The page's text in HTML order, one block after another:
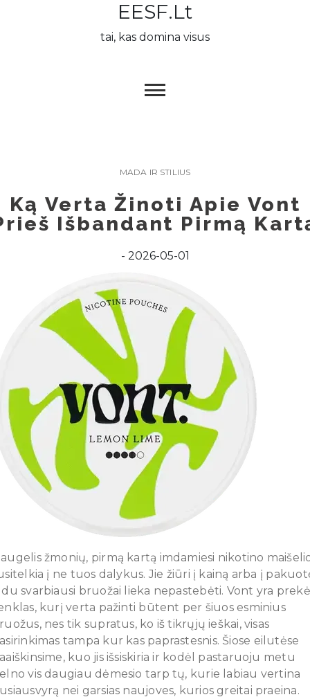
EESF.lt
tai, kas domina visus
MADA IR STILIUS
Ką Verta Žinoti Apie Vont
Išbandant Pirmą
2026-05-01
žmonių, pirmą kartą imdamiesi nikotino
į ne tuos dalykus. Jie žiūri į kainą arba į
du svarbiausi bruožai lieka nepastebėti. Vont yra
kurį verta pažinti būtent per šiuos esminius
nes tik supratus, ko iš tikrųjų ieškai, visas
tampa kur kas paprastesnis. Šiose eilutėse
kuo jis išsiskiria ir kodėl pastaruoju metu
vis daugiau dėmesio tarp tų, kurie labiau vertina
nei garsias naujoves, kurios greitai praeina.